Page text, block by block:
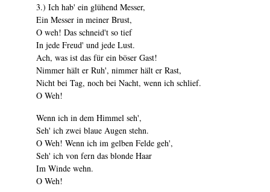
3.) Ich hab' ein glühend Messer,
Ein Messer in meiner Brust,
O weh! Das schneid't so tief
In jede Freud' und jede Lust.
Ach, was ist das für ein böser Gast!
Nimmer hält er Ruh', nimmer hält er Rast,
Nicht bei Tag, noch bei Nacht, wenn ich schlief.
O Weh!
Wenn ich in dem Himmel seh',
Seh' ich zwei blaue Augen stehn.
O Weh! Wenn ich im gelben Felde geh',
Seh' ich von fern das blonde Haar
Im Winde wehn.
O Weh!